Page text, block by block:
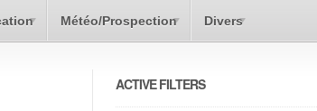
Météo/Prospection Divers
ACTIVE FILTERS